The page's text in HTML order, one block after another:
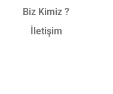
Biz Kimiz ?
İletişim